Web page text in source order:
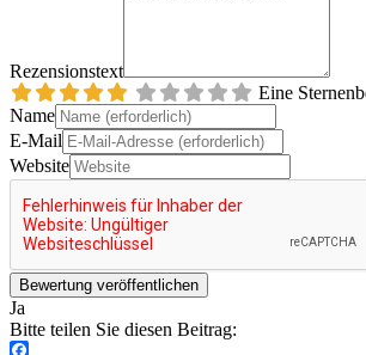
Rezensionstext
Eine
Name
E-Mail
Website
Ja
Bitte teilen Sie diesen Beitrag: